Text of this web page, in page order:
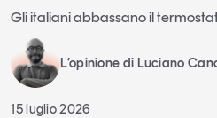
Gli italiani abbassano il
L’opinione di Luciano
15 luglio 2026